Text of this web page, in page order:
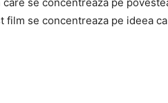
film se concentreaza pe ideea